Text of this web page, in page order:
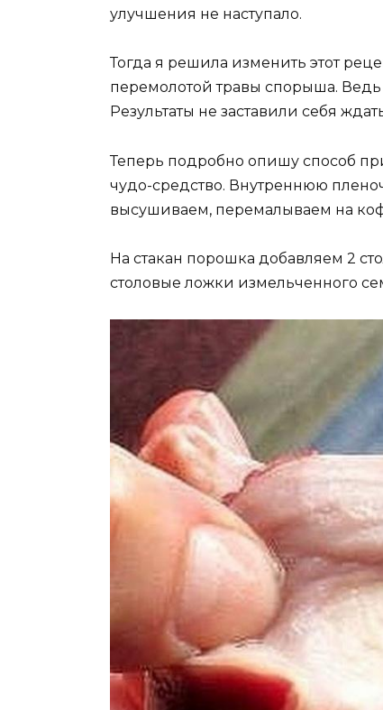
улучшения не наступало.
Тогда я решила изменить этот
перемолотой травы спорыша.
Результаты не заставили себя
Теперь подробно опишу способ
чудо-средство. Внутреннюю
высушиваем, перемалываем на
На стакан порошка добавляем 2
столовые ложки измельченного